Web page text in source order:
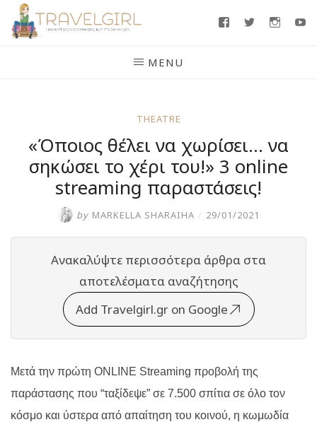
Skip
FacebookTwitter
MENU
THEATRE
«Όποιος θέλει να χωρίσει… να
σηκώσει το χέρι του!» 3 online
streaming παραστάσεις!
by MARKELLA SHARAIHA / 29/01/2021
Ανακαλύψτε περισσότερα άρθρα στα
αποτελέσματα αναζήτησης
Add Travelgirl.gr on Google
Μετά την πρώτη ONLINE Streaming προβολή της
παράστασης που “ταξίδεψε” σε 7.500 σπίτια σε όλο τον
κόσμο και ύστερα από απαίτηση του κοινού, η κωμωδία